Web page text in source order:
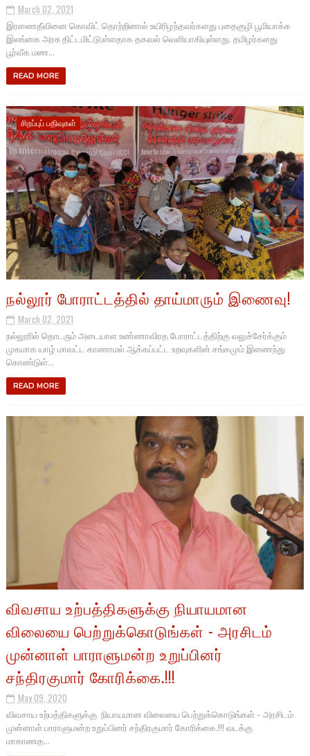
March 02, 2021
இரணைதீவினை கொவிட் தொற்றினால் உயிரிழந்தவர்களது புதைகுழி பூமியாக்க
இலங்கை அரசு திட்டமிட்டு;ள்ளதாக தகவல் வெளியாகியுள்ளது. தமிழர்களது
பூர்வீக மண...
READ MORE
சிறப்புப் பதிவுகள்
நல்லூர் போராட்டத்தில் தாய்மாரும் இணைவு!
March 02, 2021
நல்லூரில் தொடரும் அடையாள உண்ணாவிரத போராட்டத்திற்கு வலுச்சேர்க்கும்
முகமாக யாழ் மாவட்ட காணாமல் ஆக்கப்பட்ட உறவுகளின் சங்கமும் இணைந்து
கொண்டுள்...
READ MORE
விவசாய உற்பத்திகளுக்கு நியாயமான
விலையை பெற்றுக்கொடுங்கள் - அரசிடம்
முன்னாள் பாராளுமன்ற உறுப்பினர்
சந்திரகுமார் கோரிக்கை.!!!
May 09, 2020
விவசாய உற்பத்திகளுக்கு நியாயமான விலையை பெற்றுக்கொடுங்கள் - அரசிடம்
முன்னாள் பாராளுமன்ற உறுப்பினர் சந்திரகுமார் கோரிக்கை.!!! வடக்கு
மாகாணத...